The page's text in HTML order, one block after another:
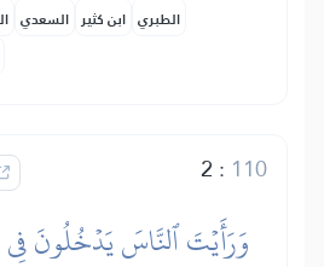
السعدي ابن كثير الطبري
2 : 110
وَرَأَيۡتَ ٱلنَّاسَ يَدۡخُلُونَ فِي